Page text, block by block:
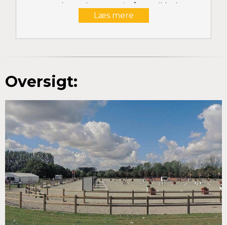
samt Belmondo gummimåtter til bokse og
vaskepladser og Walber Arena Mats til
Læs mere
Oversigt: